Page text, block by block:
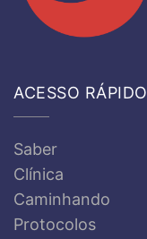
ACESSO RÁPIDO
Saber
Clínica
Caminhando
Protocolos